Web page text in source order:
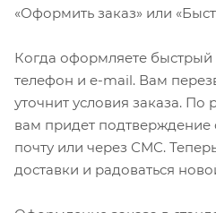
«Оформить заказ» или
Когда оформляете
телефон и e-mail. Вам
уточнит условия заказа. По
вам придет
почту или через СМС.
доставки и радоваться